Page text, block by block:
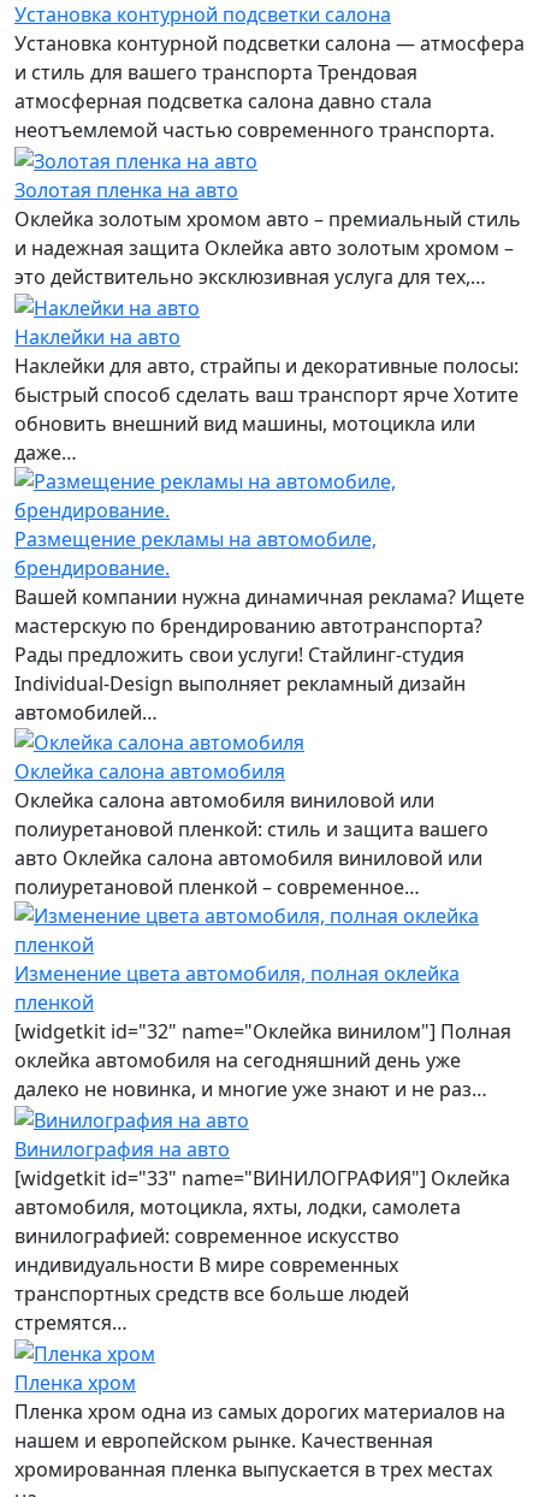
Установка контурной подсветки салона
Установка контурной подсветки салона — атмосфера
и стиль для вашего транспорта Трендовая
атмосферная подсветка салона давно стала
неотъемлемой частью современного транспорта.
Золотая пленка на авто
Оклейка золотым хромом авто – премиальный стиль
и надежная защита Оклейка авто золотым хромом –
это действительно эксклюзивная услуга для тех,…
Наклейки на авто
Наклейки для авто, страйпы и декоративные полосы:
быстрый способ сделать ваш транспорт ярче Хотите
обновить внешний вид машины, мотоцикла или
даже…
Размещение рекламы на автомобиле,
брендирование.
Вашей компании нужна динамичная реклама? Ищете
мастерскую по брендированию автотранспорта?
Рады предложить свои услуги! Стайлинг-студия
Individual-Design выполняет рекламный дизайн
автомобилей…
Оклейка салона автомобиля
Оклейка салона автомобиля виниловой или
полиуретановой пленкой: стиль и защита вашего
авто Оклейка салона автомобиля виниловой или
полиуретановой пленкой – современное…
Изменение цвета автомобиля, полная оклейка
пленкой
[widgetkit id="32" name="Оклейка винилом"] Полная
оклейка автомобиля на сегодняшний день уже
далеко не новинка, и многие уже знают и не раз…
Винилография на авто
[widgetkit id="33" name="ВИНИЛОГРАФИЯ"] Оклейка
автомобиля, мотоцикла, яхты, лодки, самолета
винилографией: современное искусство
индивидуальности В мире современных
транспортных средств все больше людей
стремятся…
Пленка хром
Пленка хром одна из самых дорогих материалов на
нашем и европейском рынке. Качественная
хромированная пленка выпускается в трех местах